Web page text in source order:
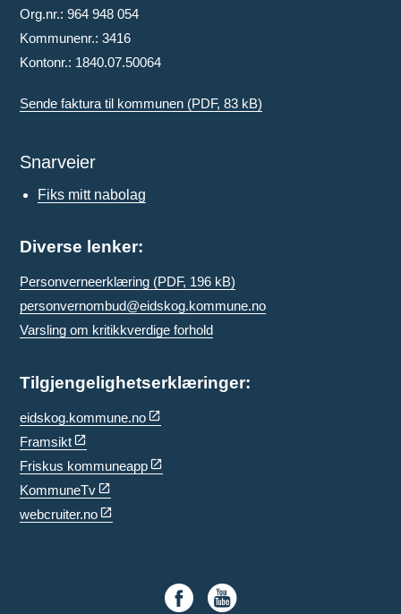
Org.nr.: 964 948 054
Kommunenr.: 3416
Kontonr.: 1840.07.50064
Sende faktura til kommunen (PDF, 83 kB)
Snarveier
Fiks mitt nabolag
Diverse lenker:
Personverneerklæring (PDF, 196 kB)
personvernombud@eidskog.kommune.no
Varsling om kritikkverdige forhold
Tilgjengelighetserklæringer:
eidskog.kommune.no
Framsikt
Friskus kommuneapp
KommuneTv
webcruiter.no